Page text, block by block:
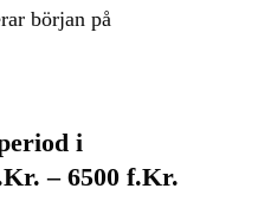
början på
i
– 6500 f.Kr.